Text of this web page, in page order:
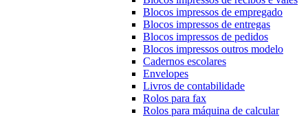
Blocos impressos de empregado
Blocos impressos de entregas
Blocos impressos de pedidos
Blocos impressos outros modelo
Cadernos escolares
Envelopes
Livros de contabilidade
Rolos para fax
Rolos para máquina de calcular